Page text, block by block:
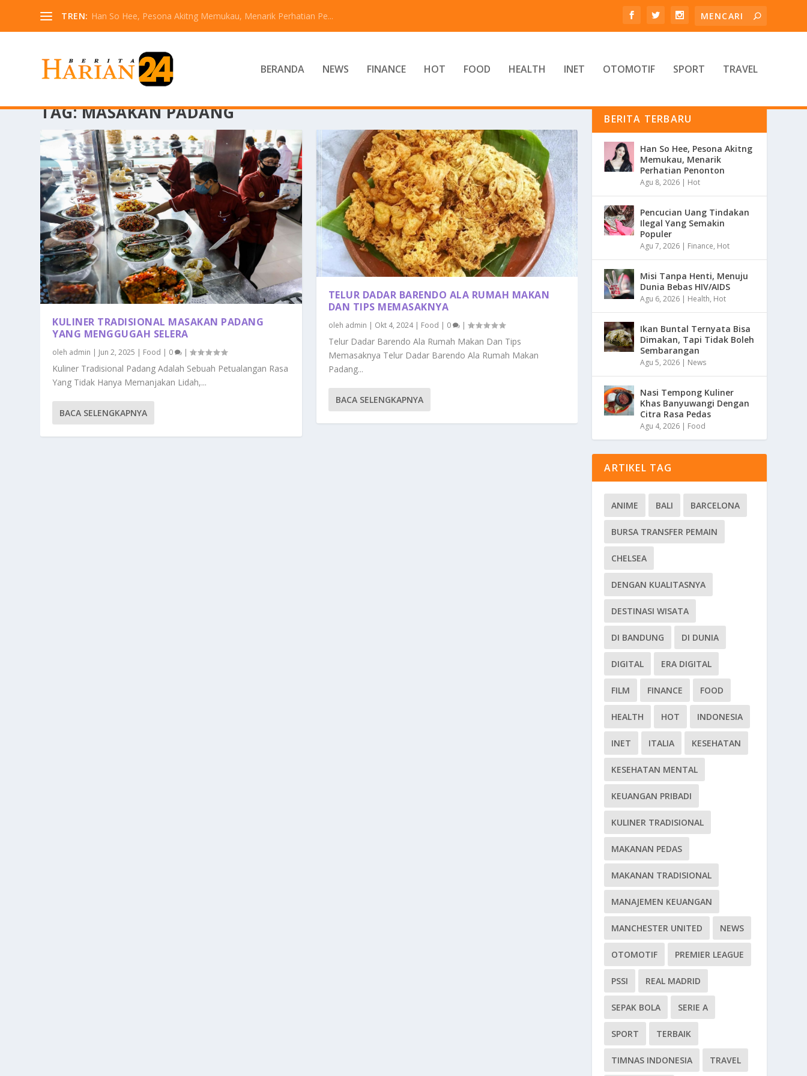
TREN: Han So Hee, Pesona Akitng Memukau, Menarik Perhatian Pe...
BERANDA NEWS FINANCE HOT FOOD HEALTH INET OTOMOTIF SPORT TRAVEL
TAG:MASAKAN PADANG
KULINER TRADISIONAL MASAKAN PADANG
YANG MENGGUGAH SELERA
oleh admin | Jun 2, 2025 | Food | 0 |
Kuliner Tradisional Padang Adalah Sebuah Petualangan Rasa
Yang Tidak Hanya Memanjakan Lidah,...
BACA SELENGKAPNYA
TELUR DADAR BARENDO ALA RUMAH MAKAN
DAN TIPS MEMASAKNYA
oleh admin | Okt 4, 2024| Food | 0 |
Telur Dadar Barendo Ala Rumah Makan Dan Tips
Memasaknya Telur Dadar Barendo Ala Rumah Makan
Padang...
BACA SELENGKAPNYA
BERITA TERBARU
Han So Hee, Pesona Akitng
Memukau, Menarik
Perhatian Penonton
Agu 8, 2026 | Hot
Pencucian Uang Tindakan
Ilegal Yang Semakin
Populer
Agu 7, 2026 | Finance, Hot
Misi Tanpa Henti, Menuju
Dunia Bebas HIV/AIDS
Agu 6, 2026 | Health, Hot
Ikan Buntal Ternyata Bisa
Dimakan, Tapi Tidak Boleh
Sembarangan
Agu 5, 2026 | News
Nasi Tempong Kuliner
Khas Banyuwangi Dengan
Citra Rasa Pedas
Agu 4, 2026 | Food
ARTIKEL TAG
ANIME BALI BARCELONA
BURSA TRANSFER PEMAIN
CHELSEA
DENGAN KUALITASNYA
DESTINASI WISATA
DI BANDUNG DI DUNIA
DIGITAL ERA DIGITAL
FILM FINANCE FOOD
HEALTH HOT INDONESIA
INET ITALIA KESEHATAN
KESEHATAN MENTAL
KEUANGAN PRIBADI
KULINER TRADISIONAL
MAKANAN PEDAS
MAKANAN TRADISIONAL
MANAJEMEN KEUANGAN
MANCHESTER UNITED NEWS
OTOMOTIF PREMIER LEAGUE
PSSI REAL MADRID
SEPAK BOLA SERIE A
SPORT TERBAIK
TIMNAS INDONESIA TRAVEL